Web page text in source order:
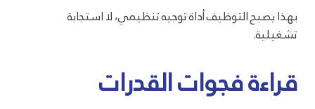
بهذا يصبح التوظيف أداة توجيه تنظيمي، لا استجابة
تشغيلية.
قراءة فجوات القدرات